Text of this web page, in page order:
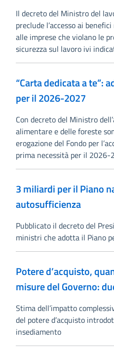
Il decreto del Ministro del
preclude l’accesso ai
alle imprese che violano le
sicurezza sul lavoro ivi
“Carta dedicata a te”:
per il 2026-2027
Con decreto del Ministro
alimentare e delle foreste
erogazione del Fondo per
prima necessità per il 2026-
3 miliardi per il Piano
autosufficienza
Pubblicato il decreto del
ministri che adotta il Piano
Potere d’acquisto,
misure del Governo:
Stima dell’impatto
del potere d’acquisto
insediamento